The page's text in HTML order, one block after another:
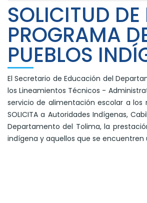
SOLICITUD
PROGRAMA
PUEBLOS
El Secretario de Educación del
los Lineamientos Técnicos -
servicio de alimentación escolar a
SOLICITA a Autoridades Indígenas,
Departamento del Tolima, la
indígena y aquellos que se